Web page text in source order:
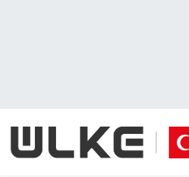
Gündem
Gündem
İstanbul Namaz